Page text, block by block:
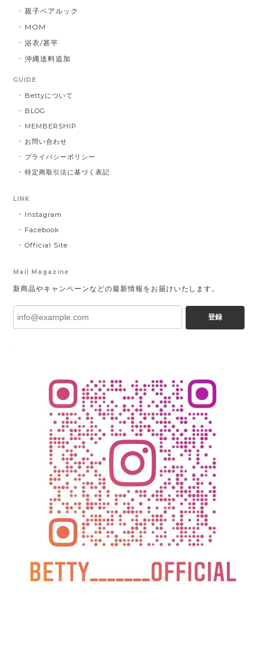
親子ペアルック
MOM
浴衣/甚平
沖縄送料追加
GUIDE
Bettyについて
BLOG
MEMBERSHIP
お問い合わせ
プライバシーポリシー
特定商取引法に基づく表記
LINK
Instagram
Facebook
Official Site
Mail Magazine
新商品やキャンペーンなどの最新情報をお届けいたします。
登録